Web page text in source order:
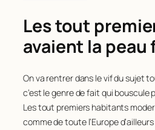
Les tout
avaient la peau
On va rentrer dans le vif du sujet
c’est le genre de fait qui bouscule
Les tout premiers habitants
comme de toute l’Europe